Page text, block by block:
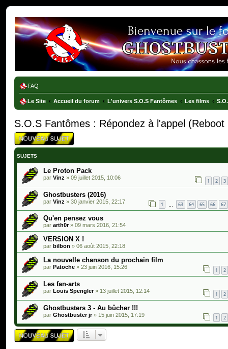
Ghostbusters France
FAQ
Le Site Accueil du forum L'univers S.O.S Fantômes Les films
S.O.S Fantômes : Répondez à l'appel (Reboot
SUJETS
Le Proton Pack
par Vinz » 09 juillet 2015, 10:06 1 2 3
Ghostbusters (2016)
par Vinz » 30 janvier 2015, 22:17 1 63 64 65 66 67
Qu'en pensez vous
par arth0r» 09 mars 2016, 21:54
VERSION X !
par bilbon » 06 août 2015, 22:18
La nouvelle chanson du prochain film
par Patoche » 23 juin 2016, 15:26 1 2
Les fan-arts
par Louis Spengler» 13 juillet 2015, 12:14 1 2
Ghostbusters 3 - Au bûcher !!!
par Ghostbuster jr» 15 juin 2015, 17:19 1 2